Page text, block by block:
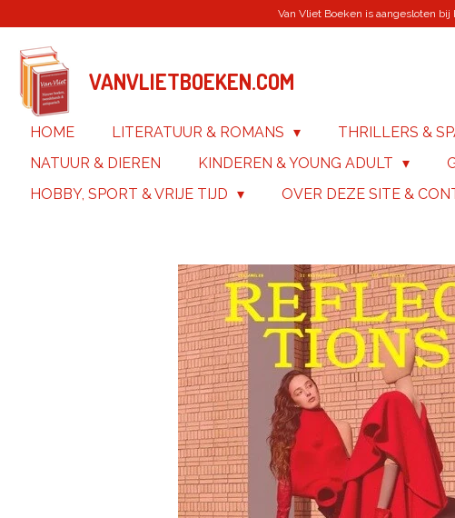
naar
hoofdinhoud
Van Vliet Boeken is aangesloten
VANVLIETBOEKEN.COM
HOME LITERATUUR & ROMANS THRILLERS &
NATUUR & DIEREN
KINDEREN & YOUNG ADULT
HOBBY, SPORT & VRIJE TIJD
OVER DEZE SITE &